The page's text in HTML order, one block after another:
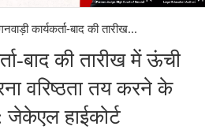
कार्यकर्ता-बाद की तारीख...
बाद की तारीख में ऊंची
वरिष्ठता तय करने के
जेकेएल हाईकोर्ट